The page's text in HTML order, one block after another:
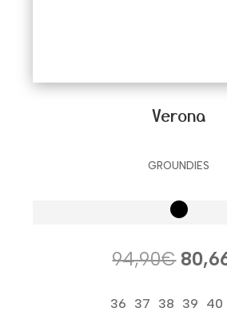
Verona
GROUNDIES
94,90€ El
36 37 38 39 40